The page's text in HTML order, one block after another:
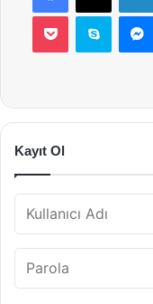
Pocket Skype
Kayıt Ol